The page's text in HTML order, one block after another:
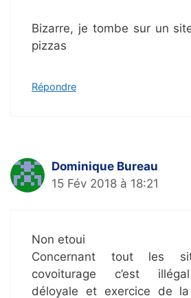
Bizarre, je tombe sur un
pizzas
Répondre
Dominique Bureau
15 Fév 2018 à 18:21
Non etoui
Concernant tout les
covoiturage c’est
déloyale et exercice de